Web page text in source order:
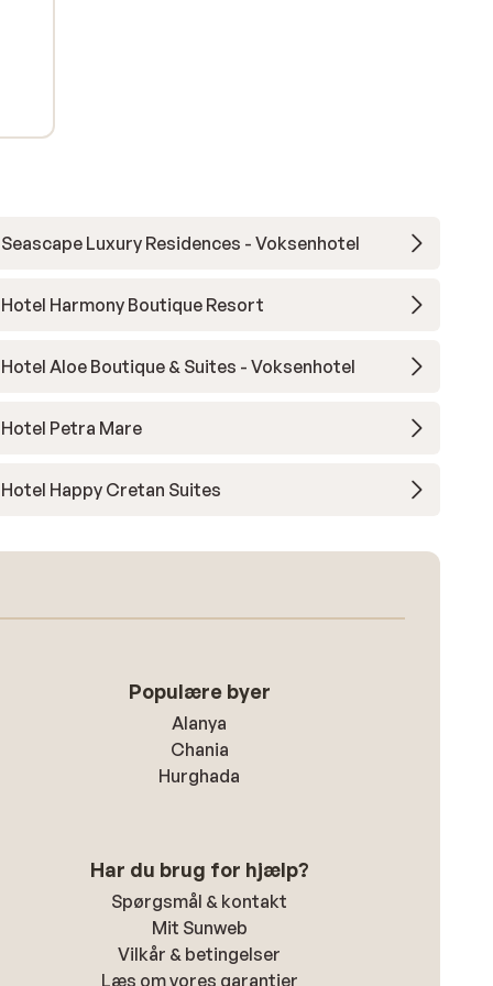
Seascape Luxury Residences - Voksenhotel
Hotel Harmony Boutique Resort
Hotel Aloe Boutique & Suites - Voksenhotel
Hotel Petra Mare
Hotel Happy Cretan Suites
Populære byer
Alanya
Chania
Hurghada
Har du brug for hjælp?
Spørgsmål & kontakt
Mit Sunweb
Vilkår & betingelser
Læs om vores garantier